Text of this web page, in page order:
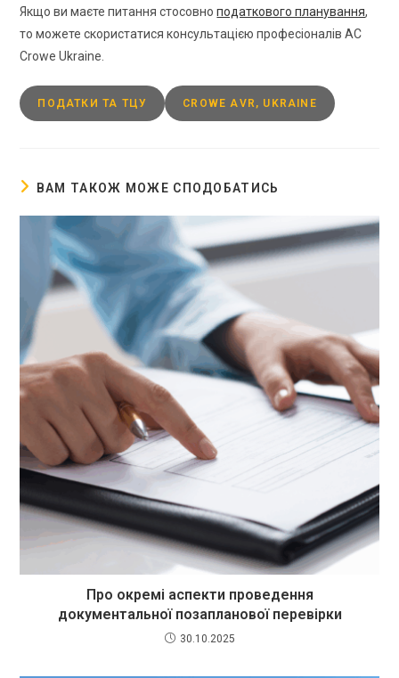
Якщо ви маєте питання стосовноподаткового планування,
то можете скористатися консультацією професіоналів AC
Crowe Ukraine.
ПОДАТКИ ТА ТЦУ CROWE AVR, UKRAINE
ВАМ ТАКОЖ МОЖЕ СПОДОБАТИСЬ
Про окремі аспекти проведення
документальної позапланової перевірки
30.10.2025